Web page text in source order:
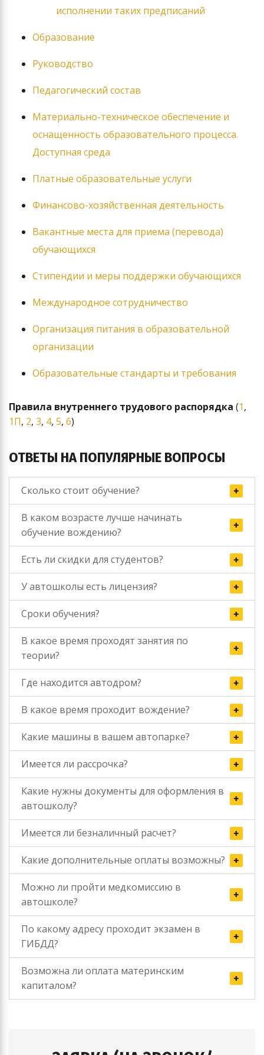
исполнении таких предписаний
Образование
Руководство
Педагогический состав
Материально-техническое обеспечение и
оснащенность образовательного процесса.
Доступная среда
Платные образовательные услуги
Финансово-хозяйственная деятельность
Вакантные места для приема (перевода)
обучающихся
Стипендии и меры поддержки обучающихся
Международное сотрудничество
Организация питания в образовательной
организации
Образовательные стандарты и требования
Правила внутреннего трудового распорядка (1,
1П, 2, 3, 4, 5, 6)
ОТВЕТЫ НА ПОПУЛЯРНЫЕ ВОПРОСЫ
Сколько стоит обучение?
В каком возрасте лучше начинать
обучение вождению?
Есть ли скидки для студентов?
У автошколы есть лицензия?
Сроки обучения?
В какое время проходят занятия по
теории?
Где находится автодром?
В какое время проходит вождение?
Какие машины в вашем автопарке?
Имеется ли рассрочка?
Какие нужны документы для оформления в
автошколу?
Имеется ли безналичный расчет?
Какие дополнительные оплаты возможны?
Можно ли пройти медкомиссию в
автошколе?
По какому адресу проходит экзамен в
ГИБДД?
Возможна ли оплата материнским
капиталом?